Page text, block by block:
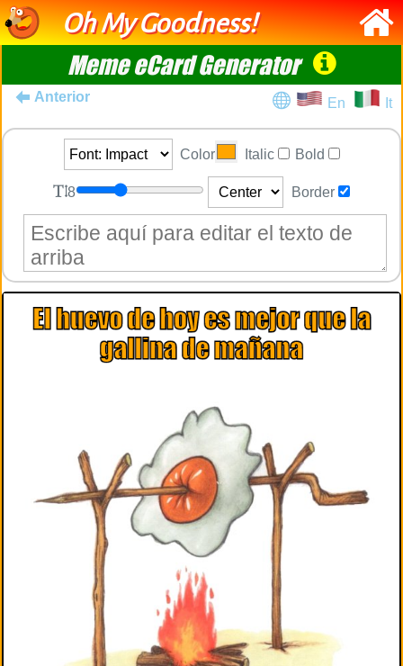
Oh My Goodness!
Meme eCard Generator
Anterior En It
Color Italic Bold
8 Border